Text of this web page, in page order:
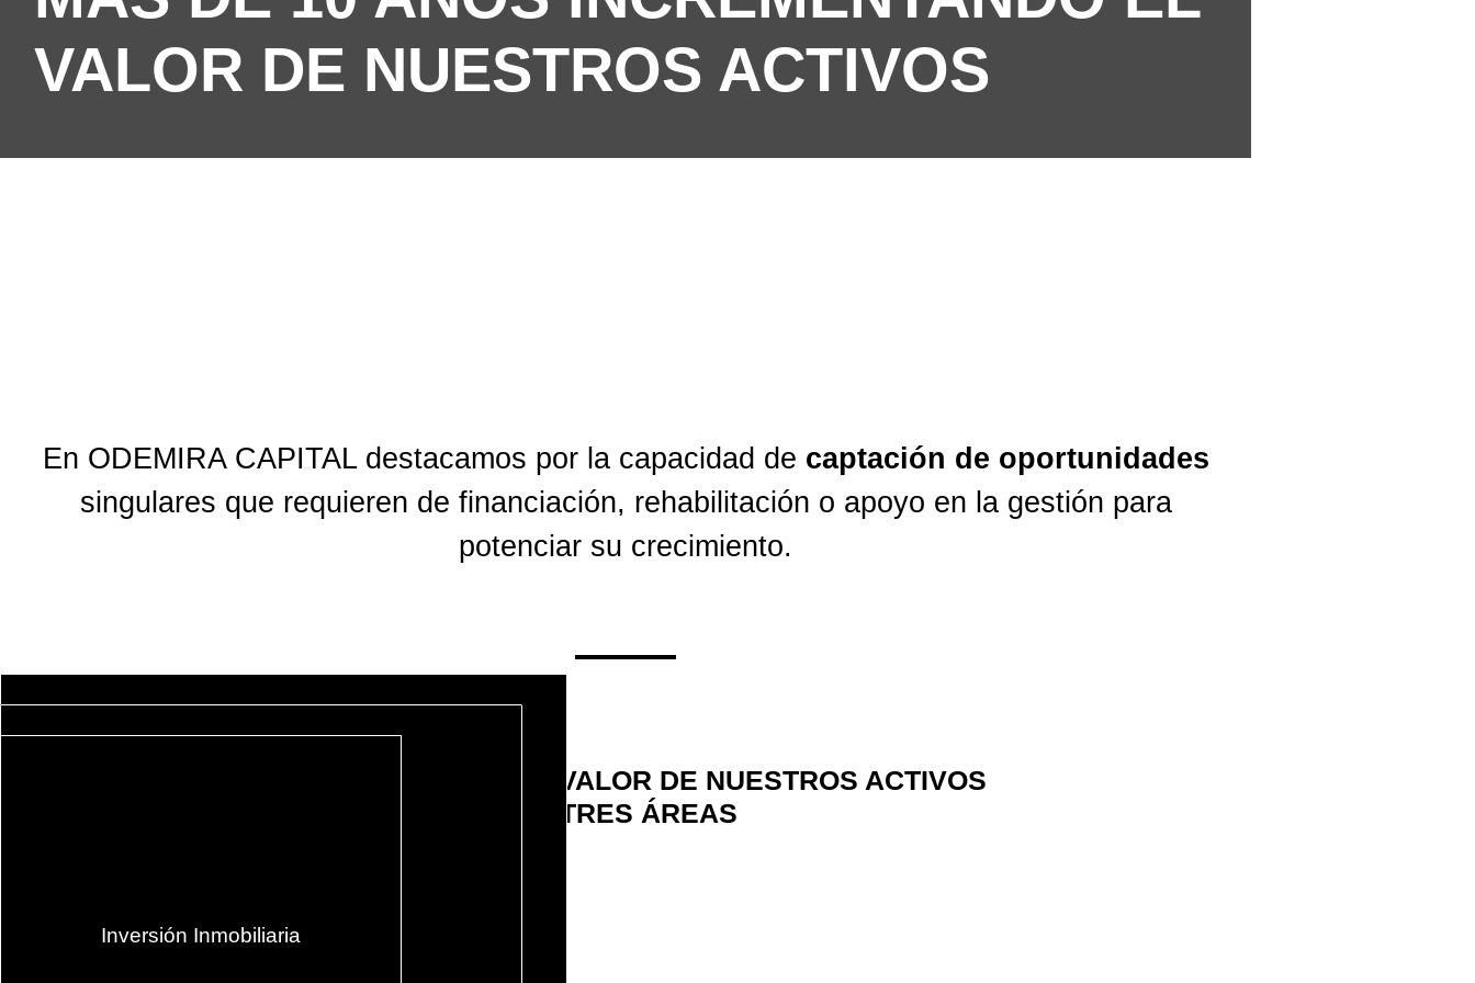
VALOR DE NUESTROS ACTIVOS
En ODEMIRA CAPITAL destacamos por la capacidad de captación de oportunidades
singulares que requieren de financiación, rehabilitación o apoyo en la gestión para
potenciar su crecimiento.
INCREMENTAMOS EL VALOR DE NUESTROS ACTIVOS
EN TRES ÁREAS
Inversión Inmobiliaria